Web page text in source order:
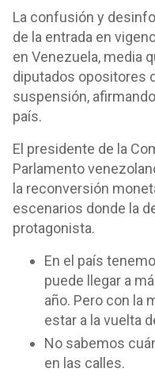
La confusión y
de la entrada en
en Venezuela, media
diputados opositores
suspensión,
país.
El presidente de la
Parlamento
la reconversión
escenarios donde la
protagonista.
En el país
puede llegar a
año. Pero con la
estar a la vuelta
No sabemos
en las calles.